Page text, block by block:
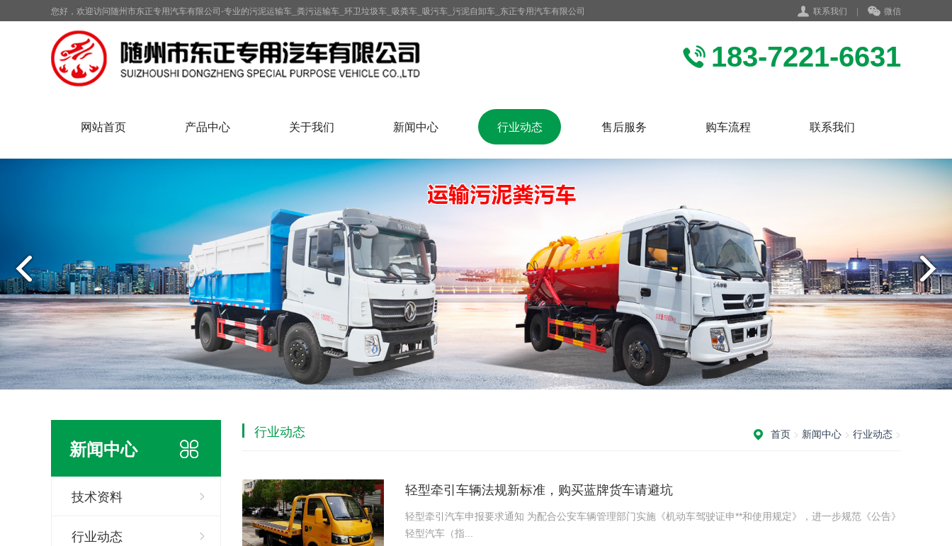
联系我们 | 微信
您好，欢迎访问随州市东正专用汽车有限公司-专业的污泥运输车_粪污运输车_环卫垃圾车_吸粪车_吸污车_污泥自卸车_东正专用汽车有限公司
183-7221-6631
网站首页 产品中心 关于我们 新闻中心 行业动态 售后服务 购车流程 联系我们
新闻中心
技术资料
行业动态
首页 > 新闻中心 > 行业动态 >
行业动态
轻型牵引车辆法规新标准，购买蓝牌货车请避坑
轻型牵引汽车申报要求通知 为配合公安车辆管理部门实施《机动车驾驶证申**和使用规定》，进一步规范《公告》
轻型汽车（指...